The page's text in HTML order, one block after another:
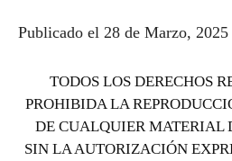
Publicado el 28 de Marzo, 2025
TODOS LOS DERECHOS
PROHIBIDA LA
DE CUALQUIER MATERIAL
SIN LA AUTORIZACIÓN